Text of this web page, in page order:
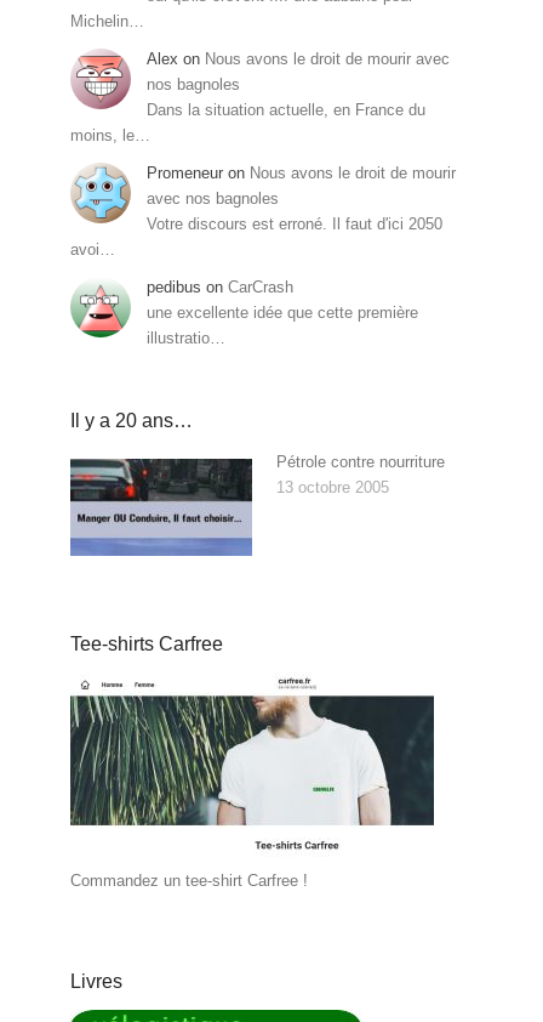
Michelin…
Alex on Nous avons le droit de mourir avec
nos bagnoles
Dans la situation actuelle, en France du
moins, le…
Promeneur on Nous avons le droit de mourir
avec nos bagnoles
Votre discours est erroné. Il faut d'ici 2050
avoi…
pedibus on CarCrash
une excellente idée que cette première
illustratio…
Il y a 20 ans…
Pétrole contre nourriture
13 octobre 2005
Tee-shirts Carfree
Commandez un tee-shirt Carfree !
Livres